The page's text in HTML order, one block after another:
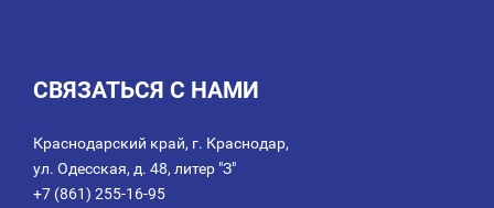
СВЯЗАТЬСЯ С НАМИ
Краснодарский край, г. Краснодар,
ул. Одесская, д. 48, литер "З"
+7 (861) 255-16-95